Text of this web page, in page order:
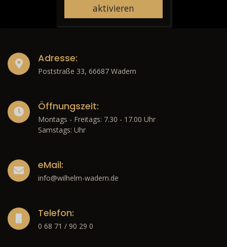
aktivieren
Adresse:
Poststraße 33, 66687 Wadern
Öffnungszeit:
Montags - Freitags: 7.30 - 17.00 Uhr
Samstags: Uhr
eMail:
info@wilhelm-wadern.de
Telefon:
0 68 71 / 90 29 0